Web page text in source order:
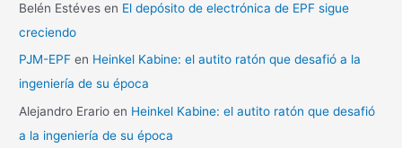
Belén Estéves en El depósito de electrónica de EPF sigue
creciendo
PJM-EPF en Heinkel Kabine: el autito ratón que desafió a la
ingeniería de su época
Alejandro Erario en Heinkel Kabine: el autito ratón que desafió
a la ingeniería de su época